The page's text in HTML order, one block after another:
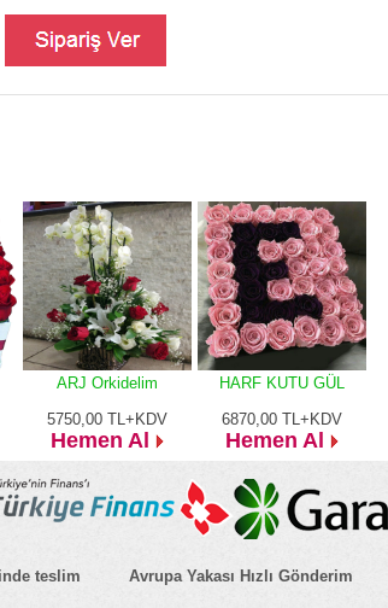
ARJ Orkidelim
5750,00 TL+KDV
Hemen Al
HARF KUTU GÜL
6870,00 TL+KDV
Hemen Al
teslim Avrupa Yakası Hızlı Gönderim